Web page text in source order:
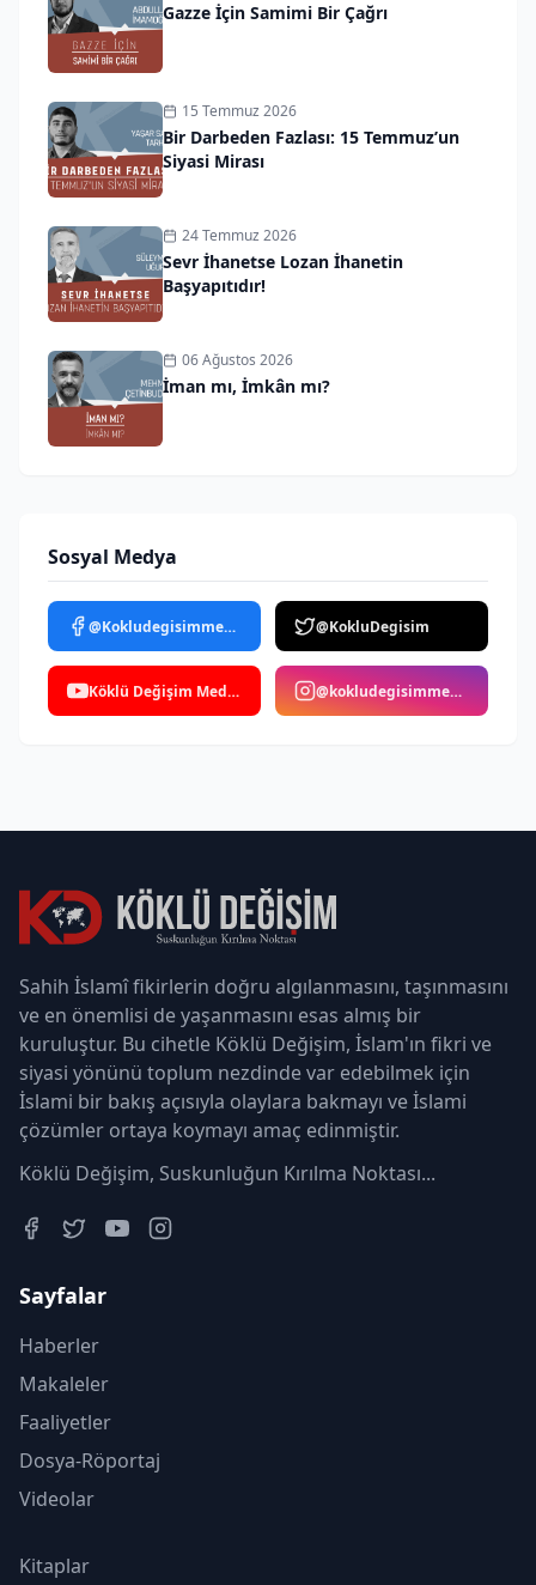
Gazze İçin Samimi Bir Çağrı
15 Temmuz 2026
Bir Darbeden Fazlası: 15 Temmuz’un
Siyasi Mirası
24 Temmuz 2026
Sevr İhanetse Lozan İhanetin
Başyapıtıdır!
06 Ağustos 2026
İman mı, İmkân mı?
Sosyal Medya
@Kokludegisimmedya @KokluDegisim
Köklü Değişim Medya @kokludegisimmedya
Sahih İslamî fikirlerin doğru algılanmasını, taşınmasını
ve en önemlisi de yaşanmasını esas almış bir
kuruluştur. Bu cihetle Köklü Değişim, İslam'ın fikri ve
siyasi yönünü toplum nezdinde var edebilmek için
İslami bir bakış açısıyla olaylara bakmayı ve İslami
çözümler ortaya koymayı amaç edinmiştir.
Köklü Değişim, Suskunluğun Kırılma Noktası...
Sayfalar
Haberler
Makaleler
Faaliyetler
Dosya-Röportaj
Videolar
Kitaplar